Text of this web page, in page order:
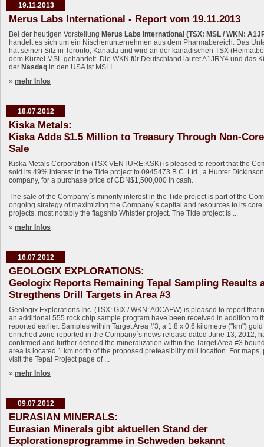
19.11.2013
Merus Labs International - Report vom 19.11.2013
Bei der heutigen Vorstellung Merus Labs International (TSX: MSL / WKN:
handelt es sich um ein Nischenunternehmen aus dem Pharmabereich. Das
hat seinen Sitz in Toronto, Kanada und wird an der kanadischen TSX
dem Kürzel MSL gehandelt. Die WKN für Deutschland lautet A1JRY4 und das
der Nasdaq in den USA ist MSLI ...
» mehr Infos
18.07.2012
Kiska Metals:
Kiska Adds $1.5 Million to Treasury Through Non-
Sale
Kiska Metals Corporation (TSX VENTURE:KSK) is pleased to report that the
sold its 49% interest in the Tide project to 0945473 B.C. Ltd., a Hunter
company, for a purchase price of CDN$1,500,000 in cash.
The sale of the Company´s minority interest in the Tide project is part of the
ongoing strategy of maximizing the Company´s capital and resources to its
projects, most notably the flagship Whistler project. The Tide project is ...
» mehr Infos
16.07.2012
GEOLOGIX EXPLORATIONS:
Geologix Reports Remaining Tepal Sampling Results
Stregthens Drill Targets in Area #3
Geologix Explorations Inc. (TSX: GIX / WKN: A0CAFW) is pleased to report that
an additional 555 rock chip sample program have been received in addition to
reported earlier. Samples within Target Area #3, a 1.8 x 0.6 kilometre ("km")
enriched zone reported in the Company´s news release dated June 13, 2012,
confirmed and further defined the mineralization within the Target Area #3
area is located 1 km north of the proposed prefeasibility mill location. For maps,
visit the Tepal Project page of ...
» mehr Infos
09.07.2012
EURASIAN MINERALS:
Eurasian Minerals gibt aktuellen Stand der
Explorationsprogramme in Schweden bekannt